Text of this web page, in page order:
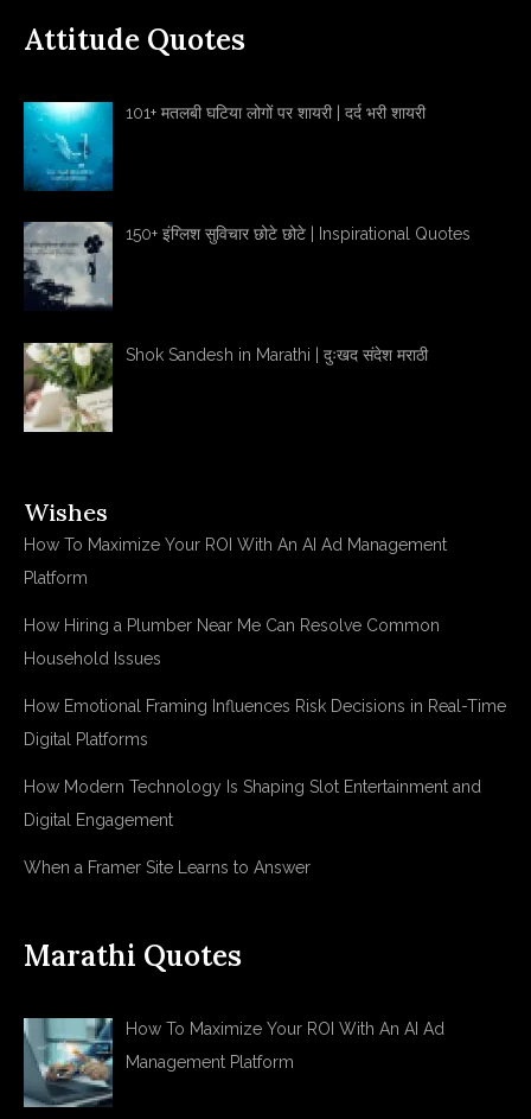
Attitude Quotes
101+ मतलबी घटिया लोगों पर शायरी | दर्द भरी शायरी
150+ इंग्लिश सुविचार छोटे छोटे | Inspirational Quotes
Shok Sandesh in Marathi | दुःखद संदेश मराठी
Wishes
How To Maximize Your ROI With An AI Ad Management
Platform
How Hiring a Plumber Near Me Can Resolve Common
Household Issues
How Emotional Framing Influences Risk Decisions in Real-Time
Digital Platforms
How Modern Technology Is Shaping Slot Entertainment and
Digital Engagement
When a Framer Site Learns to Answer
Marathi Quotes
How To Maximize Your ROI With An AI Ad
Management Platform